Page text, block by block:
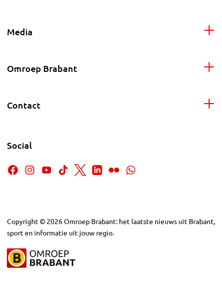
Media
Omroep Brabant
Contact
Social
Copyright © 2026Omroep Brabant: het laatste nieuws uit Brabant,
sport en informatie uit jouw regio.